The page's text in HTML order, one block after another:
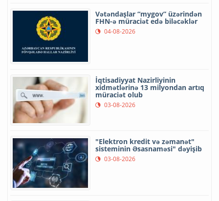
Vətəndaşlar “mygov” üzərindən
FHN-ə müraciət edə biləcəklər
04-08-2026
İqtisadiyyat Nazirliyinin
xidmətlərinə 13 milyondan artıq
müraciət olub
03-08-2026
"Elektron kredit və zəmanət"
sisteminin Əsasnaməsi" dəyişib
03-08-2026